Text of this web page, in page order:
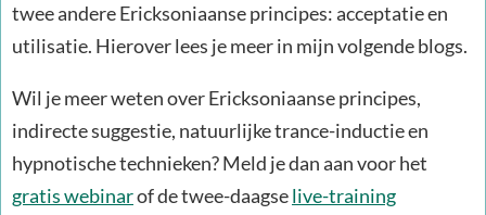
twee andere Ericksoniaanse principes: acceptatie en
utilisatie. Hierover lees je meer in mijn volgende blogs.
Wil je meer weten over Ericksoniaanse principes,
indirecte suggestie, natuurlijke trance-inductie en
hypnotische technieken? Meld je dan aan voor het
gratis webinarof de twee-daagselive-training